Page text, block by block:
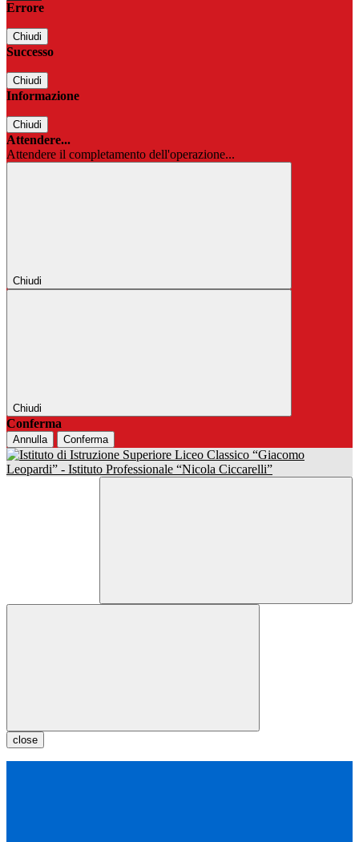
Errore
Chiudi
Successo
Chiudi
Informazione
Chiudi
Attendere...
Attendere il completamento dell'operazione...
Chiudi
Chiudi
Conferma
Annulla Conferma
close